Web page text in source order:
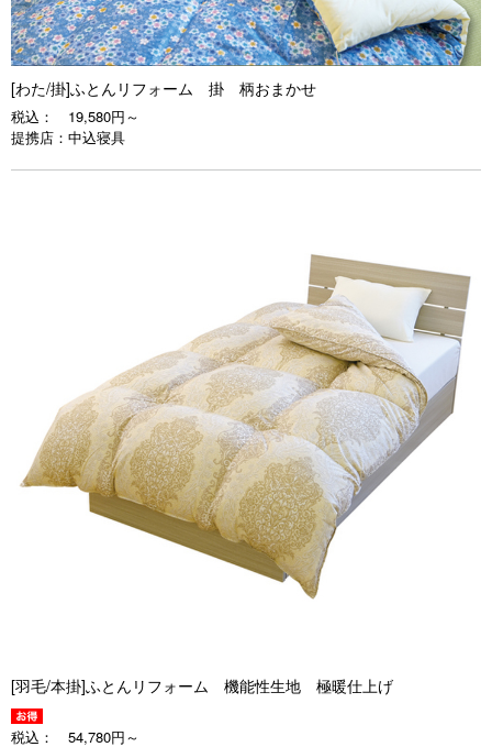
[わた/掛]ふとんリフォーム 掛 柄おまかせ
税込：
19,580円～
提携店： 中込寝具
[羽毛/本掛]ふとんリフォーム 機能性生地 極暖仕上げ
税込：
54,780円～